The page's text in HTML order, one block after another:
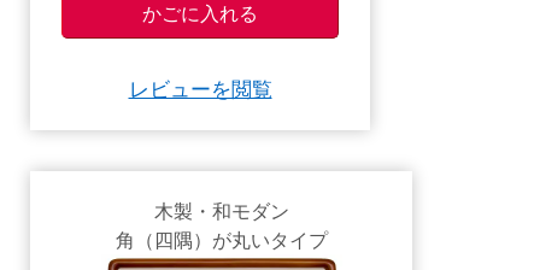
レビューを閲覧
木製・和モダン
角（四隅）が丸いタイプ